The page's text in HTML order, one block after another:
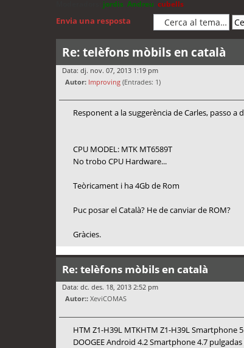
jordis Andreu cubells
Envia una resposta
Re: telèfons mòbils en català
Data: dj. nov. 07, 2013 1:19 pm
Autor: Improving (Entrades: 1)
Responent a la suggerència de Carles, passo
CPU MODEL: MTK MT6589T
No trobo CPU Hardware...
Teòricament i ha 4Gb de Rom
Puc posar el Català? He de canviar de ROM?
Gràcies.
Re: telèfons mòbils en català
Data: dc. des. 18, 2013 2:52 pm
Autor:: XeviCOMAS
HTM Z1-H39L MTKHTM Z1-H39L Smartphone
DOOGEE Android 4.2 Smartphone 4.7